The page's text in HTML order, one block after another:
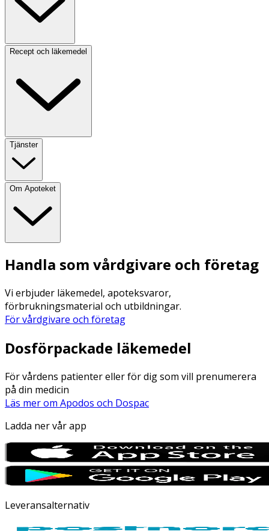
Recept och läkemedel
Tjänster
Om Apoteket
Handla som vårdgivare och företag
Vi erbjuder läkemedel, apoteksvaror,
förbrukningsmaterial och utbildningar.
För vårdgivare och företag
Dosförpackade läkemedel
För vårdens patienter eller för dig som vill prenumerera
på din medicin
Läs mer om Apodos och Dospac
Ladda ner vår app
Leveransalternativ